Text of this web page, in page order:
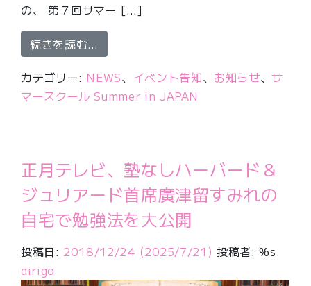
の、 第７回サマー […]
続きを読む…
カテゴリー: NEWS、 イベント告知、 お知らせ、サ
マースクール Summer in JAPAN
正月テレビ、塾なしハーバード＆
ジュリアード首席廣津留すみれの
自宅で勉強法を大公開
投稿日: 2018/12/24 (2025/7/21) 投稿者: %s
dirigo